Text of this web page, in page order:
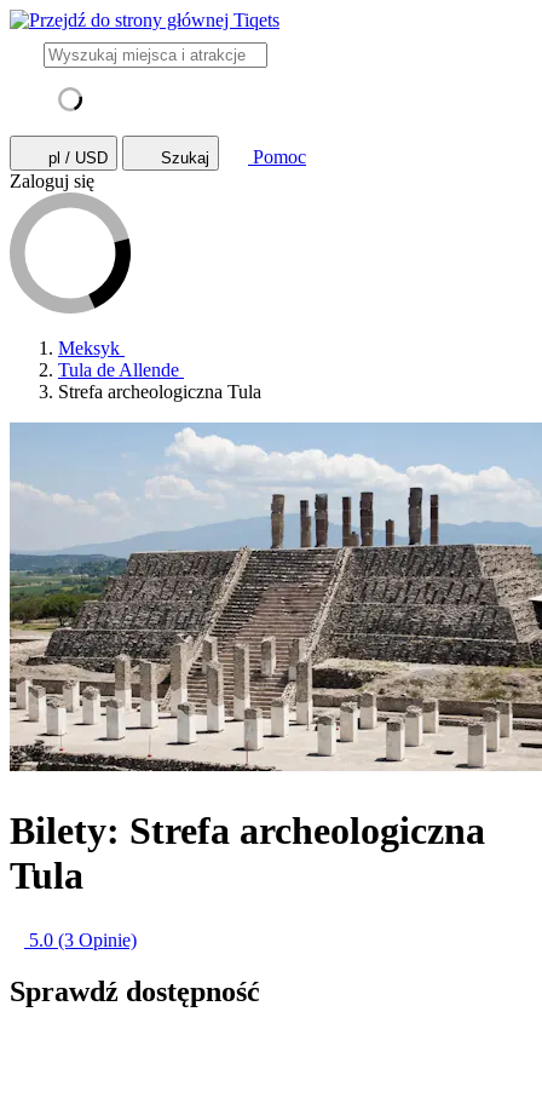
pl / USD Szukaj
Pomoc
Zaloguj się
Meksyk
Tula de Allende
Strefa archeologiczna Tula
Bilety: Strefa archeologiczna
Tula
5.0 (3 Opinie)
Sprawdź dostępność